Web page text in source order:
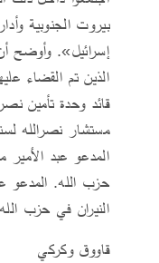
بيروت الجنوبية
إسرائيل». وأوضح
الذين تم القضاء
قائد وحدة تأمين
مستشار نصرالله
المدعو عبد
حزب الله. المدعو
النيران في حزب
قاووق وكركي